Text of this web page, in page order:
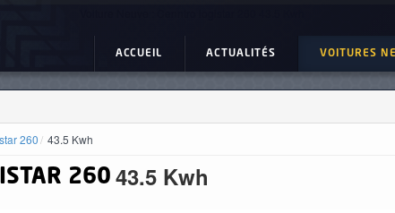
ACCUEIL ACTUALITÉS VOITURES
260 43.5 Kwh
260 43.5 Kwh